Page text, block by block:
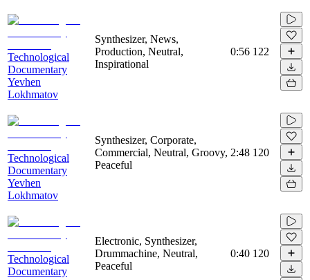
Technological
Documentary
Yevhen
Lokhmatov
Synthesizer, News,
Production, Neutral,
Inspirational
0:56 122
Technological
Documentary
Yevhen
Lokhmatov
Synthesizer, Corporate,
Commercial, Neutral, Groovy,
Peaceful
2:48 120
Technological
Documentary
Electronic, Synthesizer,
Drummachine, Neutral,
Peaceful
0:40 120